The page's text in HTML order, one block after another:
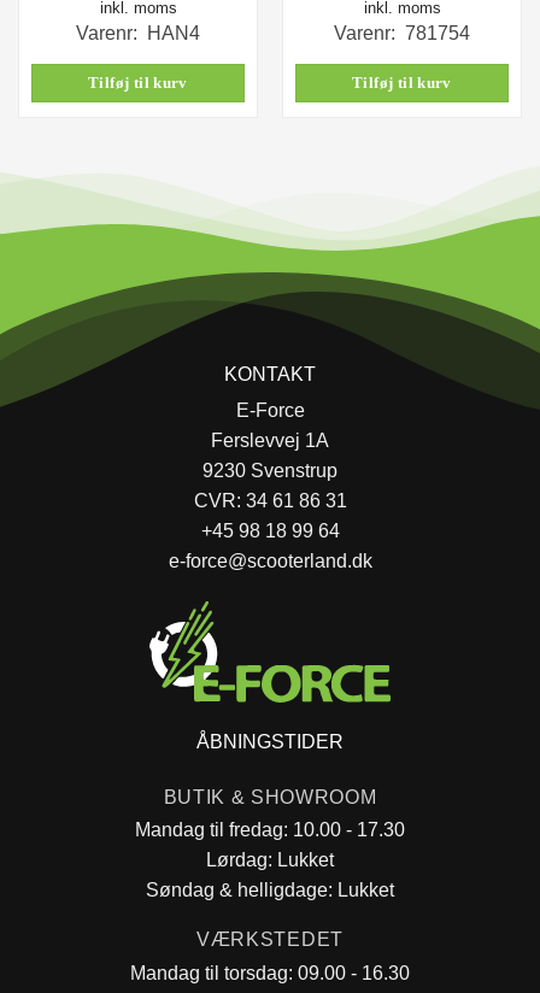
inkl. moms
Varenr: HAN4
Tilføj til kurv
inkl. moms
Varenr: 781754
Tilføj til kurv
KONTAKT
E-Force
Ferslevvej 1A
9230 Svenstrup
CVR: 34 61 86 31
+45 98 18 99 64
e-force@scooterland.dk
ÅBNINGSTIDER
BUTIK & SHOWROOM
Mandag til fredag: 10.00 - 17.30
Lørdag: Lukket
Søndag & helligdage: Lukket
VÆRKSTEDET
Mandag til torsdag: 09.00 - 16.30